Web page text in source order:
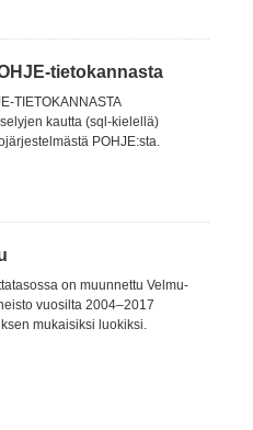
tietokannasta
TIETOKANNASTA
kautta (sql-kielellä)
POHJE:sta.
on muunnettu Velmu-
vuosilta 2004–2017
mukaisiksi luokiksi.